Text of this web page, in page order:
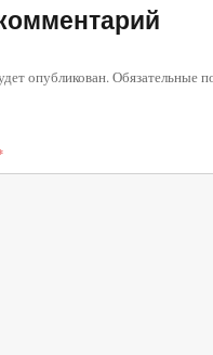
опубликован. Обязательные